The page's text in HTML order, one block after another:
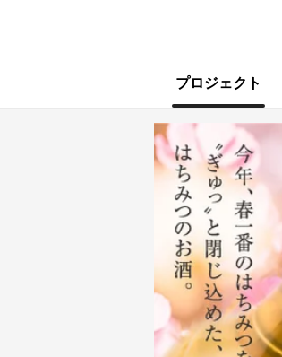
プロジェクト